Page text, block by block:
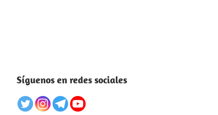
Síguenos en redes sociales